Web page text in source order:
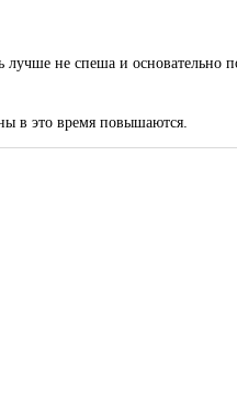
лучше не спеша и основательно
в это время повышаются.